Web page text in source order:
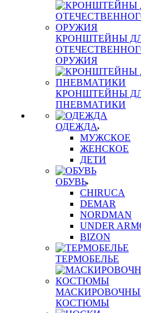
КРОНШТЕЙНЫ
ОРУЖИЯ
КРОНШТЕЙНЫ
ПНЕВМАТИКИ
ОДЕЖДА
МУЖСКОЕ
ЖЕНСКОЕ
ДЕТИ
ОБУВЬ
CHIRUCA
DEMAR
NORDMAN
UNDER
BIZON
ТЕРМОБЕЛЬЕ
КОСТЮМЫ